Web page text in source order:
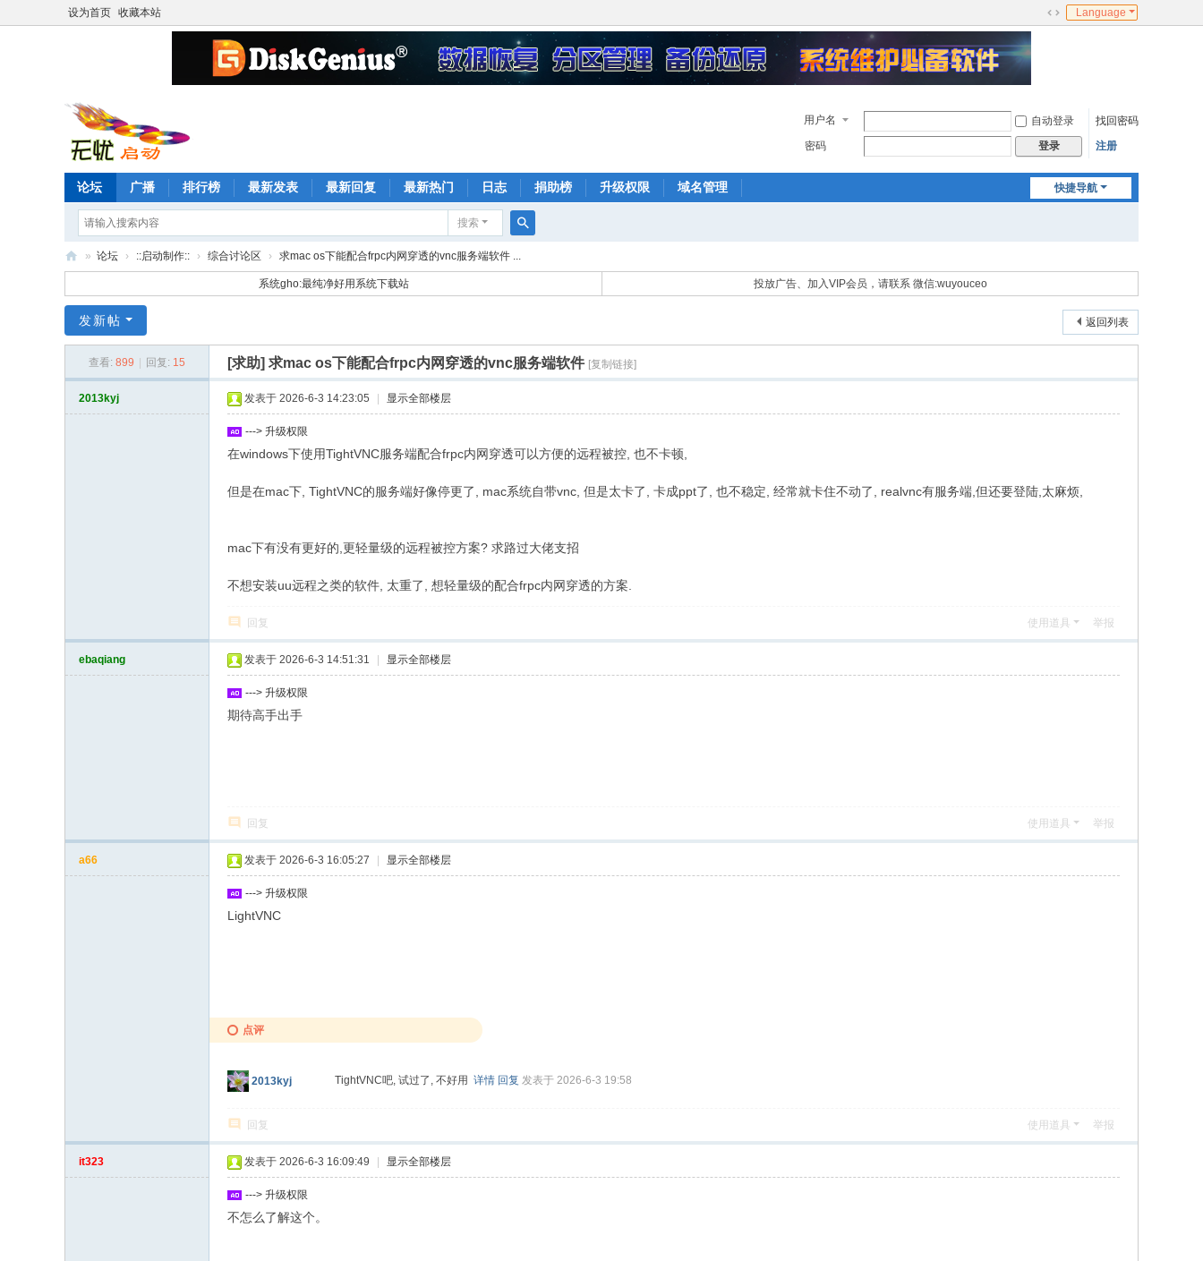
设为首页 收藏本站
切
Language
用户名 自动登录
找回密码
密码
登录 注册
快捷导航
论坛 广播 排行榜 最新发表 最新回复 最新热门 日志 捐助榜 升级权限 域名管理
搜索
索
忧
启
论
坛
» 论坛 › ::启动制作:: › 综合讨论区 › 求mac os下能配合frpc内网穿透的vnc服务端软件 ...
系统gho:最纯净好用系统下载站 投放广告、加入VIP会员，请联系 微信:wuyouceo
返回列表
发新帖
查看: 899 回复: 15 [求助] 求mac os下能配合frpc内网穿透的vnc服务端软件 [复制链接]
2013kyj 发表于 2026-6-3 14:23:05 显示全部楼层
---> 升级权限
在windows下使用TightVNC服务端配合frpc内网穿透可以方便的远程被控, 也不卡顿,
但是在mac下, TightVNC的服务端好像停更了, mac系统自带vnc, 但是太卡了, 卡成ppt了, 也不稳定, 经常就卡住不动了, realvnc有服务端,但还要登陆,太麻烦,
mac下有没有更好的,更轻量级的远程被控方案? 求路过大佬支招
不想安装uu远程之类的软件, 太重了, 想轻量级的配合frpc内网穿透的方案.
回复 使用道具 举报
ebaqiang 发表于 2026-6-3 14:51:31 显示全部楼层
---> 升级权限
期待高手出手
回复 使用道具 举报
a66 发表于 2026-6-3 16:05:27 显示全部楼层
---> 升级权限
LightVNC
点评
2013kyj TightVNC吧, 试过了, 不好用 详情 回复 发表于 2026-6-3 19:58
回复 使用道具 举报
it323 发表于 2026-6-3 16:09:49 显示全部楼层
---> 升级权限
不怎么了解这个。